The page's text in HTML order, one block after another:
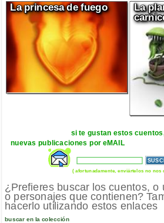
La princesa de fuego
La
si te gustan estos
nuevas publicaciones por eMAIL
( afortunadamente, enviártelos no nos
¿Prefieres buscar los cuentos, o
o personajes que contienen?
hacerlo utilizando estos enlaces
buscar en la colección